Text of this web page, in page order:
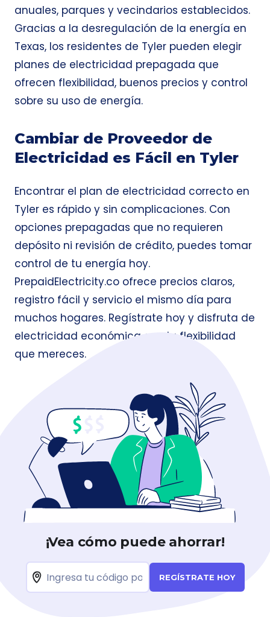
anuales, parques y vecindarios establecidos.
Gracias a la desregulación de la energía en
Texas, los residentes de Tyler pueden elegir
planes de electricidad prepagada que
ofrecen flexibilidad, buenos precios y control
sobre su uso de energía.
Cambiar de Proveedor de
Electricidad es Fácil en Tyler
Encontrar el plan de electricidad correcto en
Tyler es rápido y sin complicaciones. Con
opciones prepagadas que no requieren
depósito ni revisión de crédito, puedes tomar
control de tu energía hoy.
PrepaidElectricity.co ofrece precios claros,
registro fácil y servicio el mismo día para
muchos hogares. Regístrate hoy y disfruta de
electricidad económica con la flexibilidad
que mereces.
¡Vea cómo puede ahorrar!
REGÍSTRATE HOY